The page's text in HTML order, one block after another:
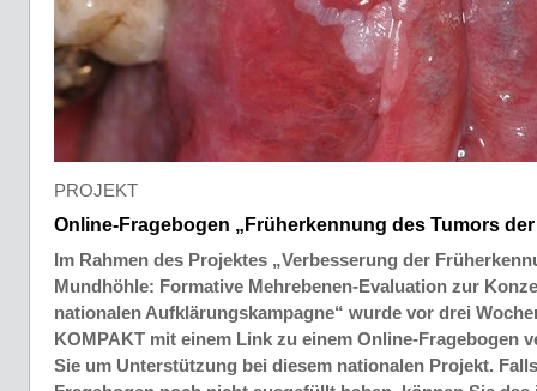
PROJEKT
Online-Fragebogen „Früherkennung des Tumors
Im Rahmen des Projektes „Verbesserung der
Mundhöhle: Formative Mehrebenen-Evaluation zur
nationalen Aufklärungskampagne“ wurde vor drei
KOMPAKT mit einem Link zu einem Online-Fragebogen
Sie um Unterstützung bei diesem nationalen Projekt.